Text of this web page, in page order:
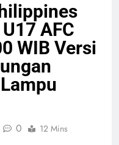
AFC
WIB Versi
0 12 Mins